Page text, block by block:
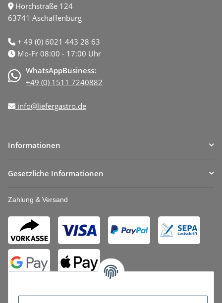
Horchstraße 124
63741 Aschaffenburg
+ 49 (0) 6021 443 28 63
Mo-Fr 08:00 - 17:00 Uhr
WhatsAppBusiness:
+49 (0) 1511 7240882
info@liefergastro.de
Informationen
Gesetzliche Informationen
Zahlung & Versand